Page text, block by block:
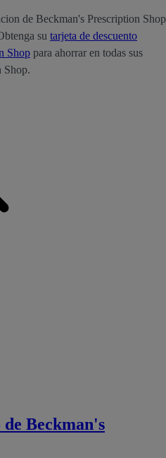
de Beckman's Prescription Shop
su tarjeta de descuento
Shop para ahorrar en todas sus
Shop.
Beckman's